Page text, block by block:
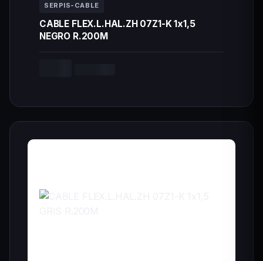
SERPIS-CABLE
CABLE FLEX.L.HAL.ZH 07Z1-K 1x1,5
NEGRO R.200M